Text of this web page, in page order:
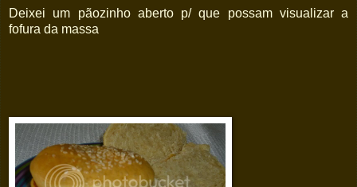
Deixei um pãozinho aberto p/ que possam visualizar a
fofura da massa